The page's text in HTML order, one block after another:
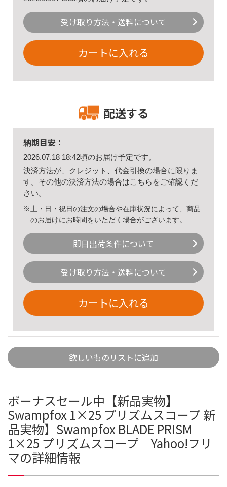
受け取り方法・送料について
カートに入れる
配送する
納期目安：
2026.07.18 18:42頃のお届け予定です。
決済方法が、クレジット、代金引換の場合に限りま
す。その他の決済方法の場合はこちら をご確認くだ
さい。
※土・日・祝日の注文の場合や在庫状況によって、商品
のお届けにお時間をいただく場合がございます。
即日出荷条件について
受け取り方法・送料について
カートに入れる
欲しいものリストに追加
ボーナスセール中【新品実物】
Swampfox 1×25 プリズムスコープ 新
品実物】Swampfox BLADE PRISM
1×25 プリズムスコープ｜Yahoo!フリ
マの詳細情報